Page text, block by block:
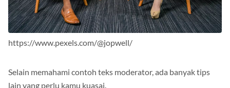
https://www.pexels.com/@jopwell/
Selain memahami contoh teks moderator, ada banyak tips
lain yang perlu kamu kuasai.